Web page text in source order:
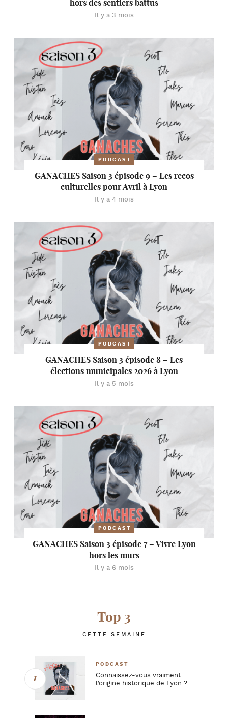
hors des sentiers battus
Il y a 3 mois
PODCAST
GANACHES Saison 3 épisode 9 – Les recos
culturelles pour Avril à Lyon
Il y a 4 mois
PODCAST
GANACHES Saison 3 épisode 8 – Les
élections municipales 2026 à Lyon
Il y a 5 mois
PODCAST
GANACHES Saison 3 épisode 7 – Vivre Lyon
hors les murs
Il y a 6 mois
Top 3
CETTE SEMAINE
PODCAST
Connaissez-vous vraiment
l’origine historique de Lyon ?